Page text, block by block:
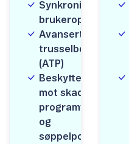
Synkronisert
brukeroppsett*
Avansert
trusselbeskyttelse
(ATP)
Beskyttelse
mot skadelig
programvare
og
søppelpost